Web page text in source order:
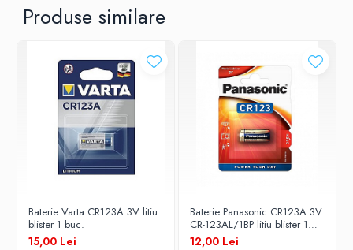
Produse similare
Baterie Varta CR123A 3V litiu
blister 1 buc.
15,00 Lei
Baterie Panasonic CR123A 3V
CR-123AL/1BP litiu blister 1
buc.
12,00 Lei